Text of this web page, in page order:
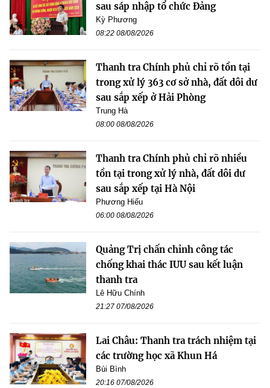
sau sáp nhập tổ chức Đảng
Kỳ Phương
08:22 08/08/2026
Thanh tra Chính phủ chỉ rõ tồn tại
trong xử lý 363 cơ sở nhà, đất dôi dư
sau sắp xếp ở Hải Phòng
Trung Hà
08:00 08/08/2026
Thanh tra Chính phủ chỉ rõ nhiều
tồn tại trong xử lý nhà, đất dôi dư
sau sắp xếp tại Hà Nội
Phương Hiếu
06:00 08/08/2026
Quảng Trị chấn chỉnh công tác
chống khai thác IUU sau kết luận
thanh tra
Lê Hữu Chính
21:27 07/08/2026
Lai Châu: Thanh tra trách nhiệm tại
các trường học xã Khun Há
Bùi Bình
20:16 07/08/2026